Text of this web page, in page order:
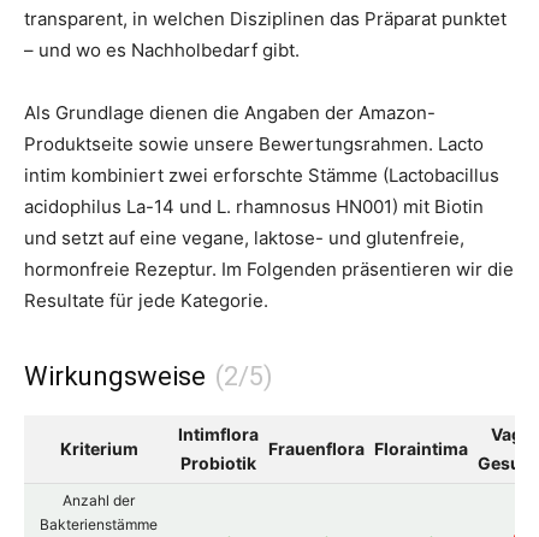
transparent, in welchen Disziplinen das Präparat punktet
– und wo es Nachholbedarf gibt.
Als Grundlage dienen die Angaben der Amazon-
Produktseite sowie unsere Bewertungsrahmen. Lacto
intim kombiniert zwei erforschte Stämme (Lactobacillus
acidophilus La-14 und L. rhamnosus HN001) mit Biotin
und setzt auf eine vegane, laktose- und glutenfreie,
hormonfreie Rezeptur. Im Folgenden präsentieren wir die
Resultate für jede Kategorie.
Wirkungsweise
Kriterium
Intimflora
Probiotik
Frauenflora Floraintima
Anzahl der
Bakterienstämme